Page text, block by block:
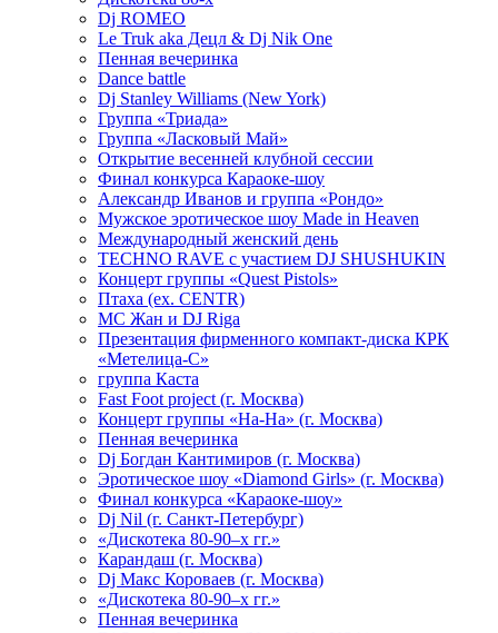
Dj ROMEO
Le Truk aka Децл & Dj Nik One
Пенная вечеринка
Dance battle
Dj Stanley Williams (New York)
Группа «Триада»
Группа «Ласковый Май»
Открытие весенней клубной сессии
Финал конкурса Караоке-шоу
Александр Иванов и группа «Рондо»
Мужское эротическое шоу Made in Heaven
Международный женский день
TECHNO RAVE с участием DJ SHUSHUKIN
Концерт группы «Quest Pistols»
Птаха (ex. CENTR)
МС Жан и DJ Riga
Презентация фирменного компакт-диска КРК
«Метелица-С»
группа Каста
Fast Foot project (г. Москва)
Концерт группы «На-На» (г. Москва)
Пенная вечеринка
Dj Богдан Кантимиров (г. Москва)
Эротическое шоу «Diamond Girls» (г. Москва)
Финал конкурса «Караоке-шоу»
Dj Nil (г. Санкт-Петербург)
«Дискотека 80-90–х гг.»
Карандаш (г. Москва)
Dj Макс Короваев (г. Москва)
«Дискотека 80-90–х гг.»
Пенная вечеринка